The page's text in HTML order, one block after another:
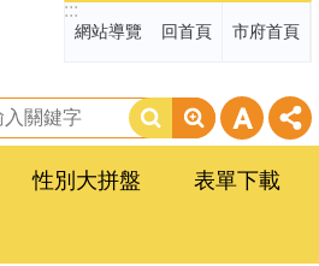
:::
網站導覽 回首頁 市府首頁
搜
尋
性別大拼盤 表單下載